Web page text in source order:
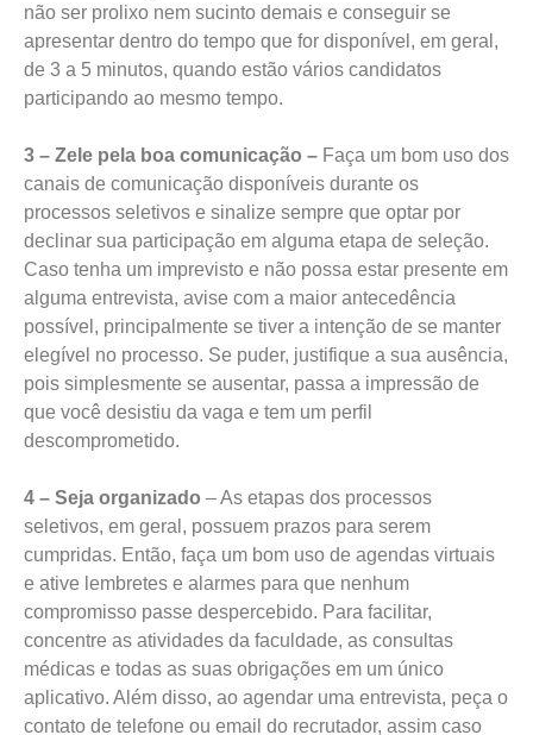
não ser prolixo nem sucinto demais e conseguir se
apresentar dentro do tempo que for disponível, em geral,
de 3 a 5 minutos, quando estão vários candidatos
participando ao mesmo tempo.
3 – Zele pela boa comunicação – Faça um bom uso dos
canais de comunicação disponíveis durante os
processos seletivos e sinalize sempre que optar por
declinar sua participação em alguma etapa de seleção.
Caso tenha um imprevisto e não possa estar presente em
alguma entrevista, avise com a maior antecedência
possível, principalmente se tiver a intenção de se manter
elegível no processo. Se puder, justifique a sua ausência,
pois simplesmente se ausentar, passa a impressão de
que você desistiu da vaga e tem um perfil
descomprometido.
4 – Seja organizado – As etapas dos processos
seletivos, em geral, possuem prazos para serem
cumpridas. Então, faça um bom uso de agendas virtuais
e ative lembretes e alarmes para que nenhum
compromisso passe despercebido. Para facilitar,
concentre as atividades da faculdade, as consultas
médicas e todas as suas obrigações em um único
aplicativo. Além disso, ao agendar uma entrevista, peça o
contato de telefone ou email do recrutador, assim caso